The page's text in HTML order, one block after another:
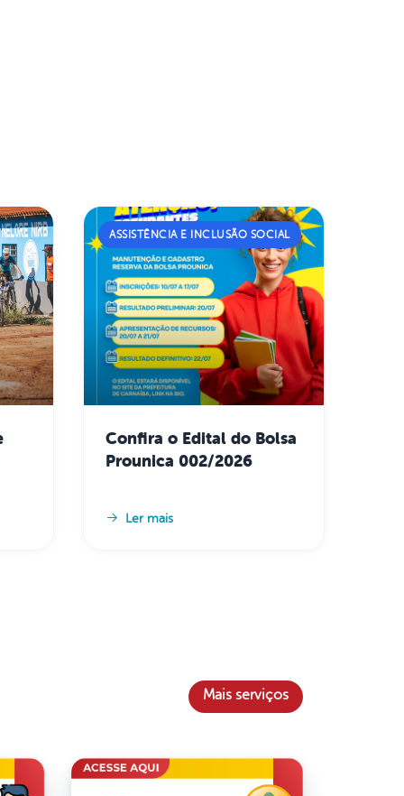
ASSISTÊNCIA E INCLUSÃO SOCIAL
Confira o Edital do Bolsa
Prounica 002/2026
Ler mais
Mais serviços